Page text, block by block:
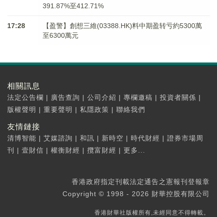
391.87%至412.71%
17:28
【盈警】創想三維(03388.HK)料中期盈转亏約5300萬
至6300萬元
相關訊息
法定公告欄 | 廣告查詢 | 公司介紹 | 專欄邀稿 | 投資者關係 |
版權聲明 | 重要聲明 | 私隱政策 | 聯絡我們
友情鏈接
清博智能 | 艾媒諮詢 | 和訊 | 新時空 | 時代財經 | 證券市場周
刊
| 壹財信 | 權衡財經 | 攬富財經 | 更多...
香港政府指定刊載法定通告之憲報刊登報章
Copyright © 1998 - 2026 財華控股有限公司
香港財華社版權所有,未經同意不得轉載。